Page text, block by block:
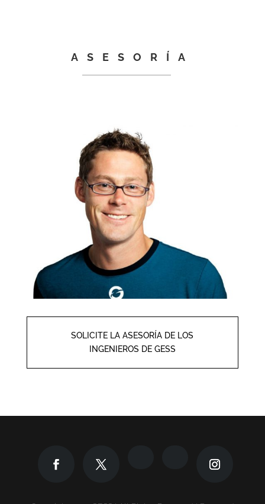
ASESORÍA
SOLICITE LA ASESORÍA DE LOS
INGENIEROS DE GESS